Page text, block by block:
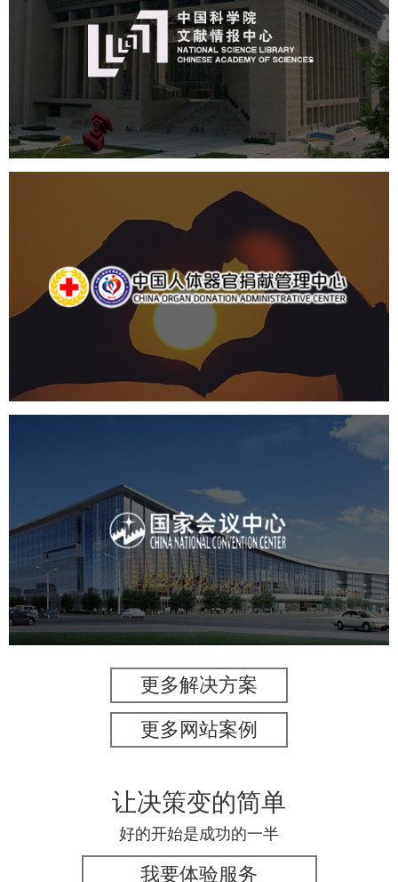
网站建设
数字博物馆建设
展厅空间设计
产品展厅设计
中国人体器官捐献管理中心
国企 品牌官网 网站建设
国家会议中心
专业服务 网站建设 网站设计
更多解决方案
更多网站案例
让决策变的简单
好的开始是成功的一半
我要体验服务